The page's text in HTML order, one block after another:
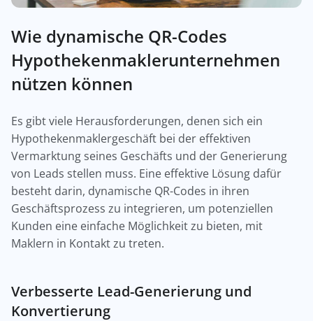
Wie dynamische QR-Codes
Hypothekenmaklerunternehmen
nützen können
Es gibt viele Herausforderungen, denen sich ein
Hypothekenmaklergeschäft bei der effektiven
Vermarktung seines Geschäfts und der Generierung
von Leads stellen muss. Eine effektive Lösung dafür
besteht darin, dynamische QR-Codes in ihren
Geschäftsprozess zu integrieren, um potenziellen
Kunden eine einfache Möglichkeit zu bieten, mit
Maklern in Kontakt zu treten.
Verbesserte Lead-Generierung und
Konvertierung